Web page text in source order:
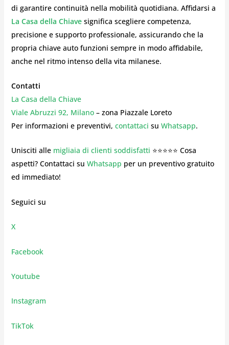
di garantire continuità nella mobilità quotidiana. Affidarsi a
La Casa della Chiavesignifica scegliere competenza,
precisione e supporto professionale, assicurando che la
propria chiave auto funzioni sempre in modo affidabile,
anche nel ritmo intenso della vita milanese.
Contatti
La Casa della Chiave
Viale Abruzzi 92, Milano– zona Piazzale Loreto
Per informazioni e preventivi, contattaci su Whatsapp.
Unisciti alle migliaia di clienti soddisfatti ⭐⭐⭐⭐⭐ Cosa
aspetti? Contattaci su Whatsapp per un preventivo gratuito
ed immediato!
Seguici su
X
Facebook
Youtube
Instagram
TikTok